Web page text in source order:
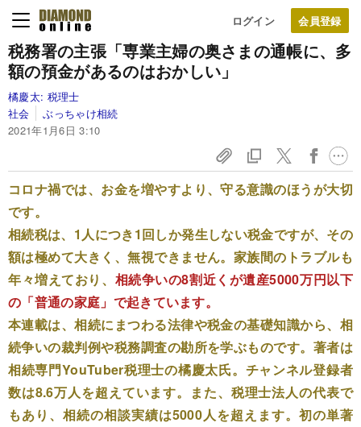
ログイン
税務署の主張「専業主婦の奥さまの通帳に、多
額の預金があるのはおかしい」
橘慶太: 税理士
社会
ぶっちゃけ相続
2021年1月6日 3:10
コロナ禍では、お金を増やすより、守る意識のほうが大切
です。
相続税は、1人につき1回しか発生しない税金ですが、その
額は極めて大きく、無視できません。家族間のトラブルも
年々増えており、 相続争いの8割近くが遺産5000万円以下
の「普通の家庭」で起きています。
本連載は、相続にまつわる法律や税金の基礎知識から、相
続争いの裁判例や税務調査の勘所を学ぶものです。著者は
相続専門YouTuber税理士の橘慶太氏。チャンネル登録者
数は8.6万人を超えています。また、税理士法人の代表で
もあり、相続の相談実績は5000人を超えます。初の単著